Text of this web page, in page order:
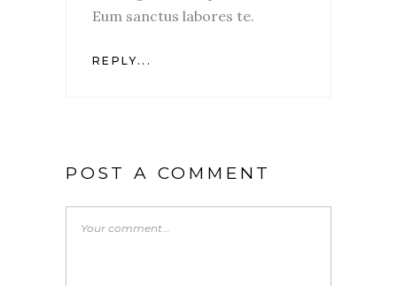
Eum sanctus labores te.
REPLY...
POST A COMMENT